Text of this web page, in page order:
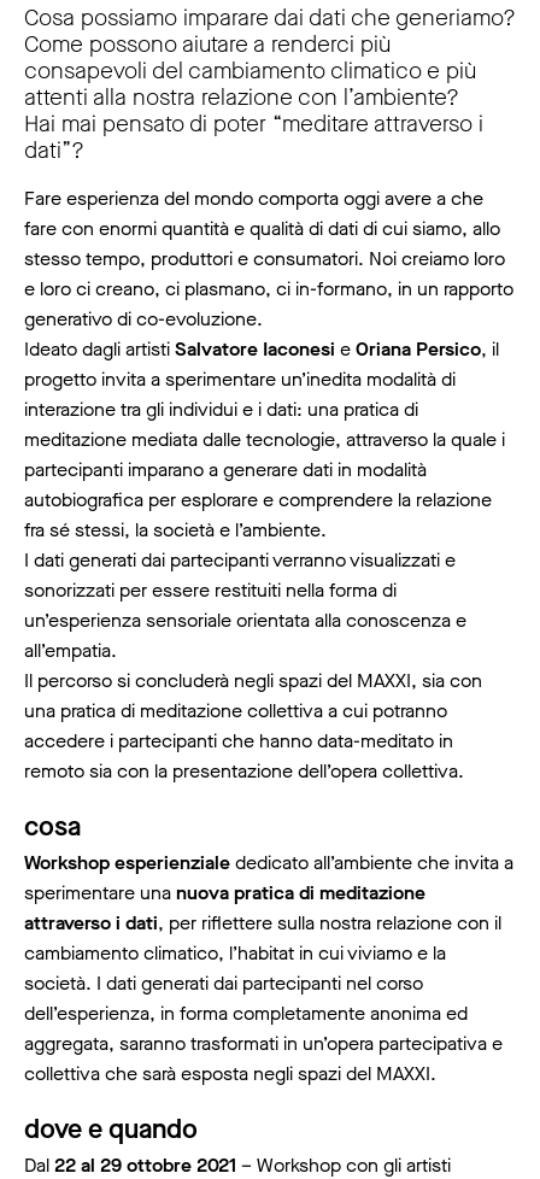
Cosa possiamo imparare dai dati che generiamo?
Come possono aiutare a renderci più
consapevoli del cambiamento climatico e più
attenti alla nostra relazione con l’ambiente?
Hai mai pensato di poter “meditare attraverso i
dati”?
Fare esperienza del mondo comporta oggi avere a che
fare con enormi quantità e qualità di dati di cui siamo, allo
stesso tempo, produttori e consumatori. Noi creiamo loro
e loro ci creano, ci plasmano, ci in-formano, in un rapporto
generativo di co-evoluzione.
Ideato dagli artistiSalvatore Iaconesi eOriana Persico, il
progetto invita a sperimentare un’inedita modalità di
interazione tra gli individui e i dati: una pratica di
meditazione mediata dalle tecnologie, attraverso la quale i
partecipanti imparano a generare dati in modalità
autobiografica per esplorare e comprendere la relazione
fra sé stessi, la società e l’ambiente.
I dati generati dai partecipanti verranno visualizzati e
sonorizzati per essere restituiti nella forma di
un’esperienza sensoriale orientata alla conoscenza e
all’empatia.
Il percorso si concluderà negli spazi del MAXXI, sia con
una pratica di meditazione collettiva a cui potranno
accedere i partecipanti che hanno data-meditato in
remoto sia con la presentazione dell’opera collettiva.
cosa
Workshop esperienzialededicato all’ambiente che invita a
sperimentare unanuova pratica di meditazione
attraverso i dati, per riflettere sulla nostra relazione con il
cambiamento climatico, l’habitat in cui viviamo e la
società. I dati generati dai partecipanti nel corso
dell’esperienza, in forma completamente anonima ed
aggregata, saranno trasformati in un’opera partecipativa e
collettiva che sarà esposta negli spazi del MAXXI.
dove e quando
Dal22 al 29 ottobre 2021 – Workshop con gli artisti